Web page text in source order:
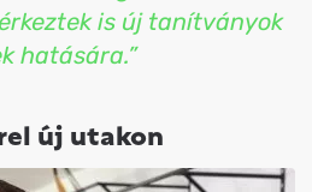
is új tanítványok
hatására.”
új utakon